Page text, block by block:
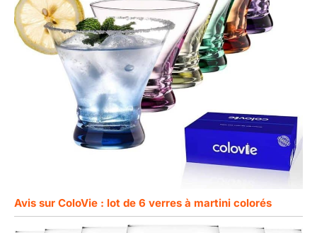
Avis sur ColoVie : lot de 6 verres à martini colorés